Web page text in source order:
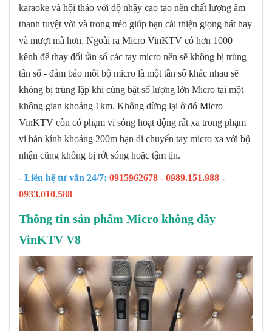
karaoke và hội thảo với độ nhậy cao tạo nên chất lượng âm
thanh tuyệt vời và trong trẻo giúp bạn cải thiện giọng hát hay
và mượt mà hơn. Ngoài ra Micro VinKTV có hơn 1000
kênh để thay đổi tần số các tay micro nên sẽ không bị trùng
tần số - đảm bảo mỗi bộ micro là một tần số khác nhau sẽ
không bị trùng lập khi cùng bật số lượng lớn Micro tại một
không gian khoảng 1km. Không dừng lại ở đó Micro
VinKTV còn có phạm vi sóng hoạt động rất xa trong phạm
vi bán kính khoảng 200m bạn di chuyển tay micro xa với bộ
nhận cũng không bị rớt sóng hoặc tậm tịn.
- Liên hệ tư vấn 24/7: 0915962678 - 0989.151.988 -
0933.010.588
Thông tin sản phẩm Micro không dây
VinKTV V8